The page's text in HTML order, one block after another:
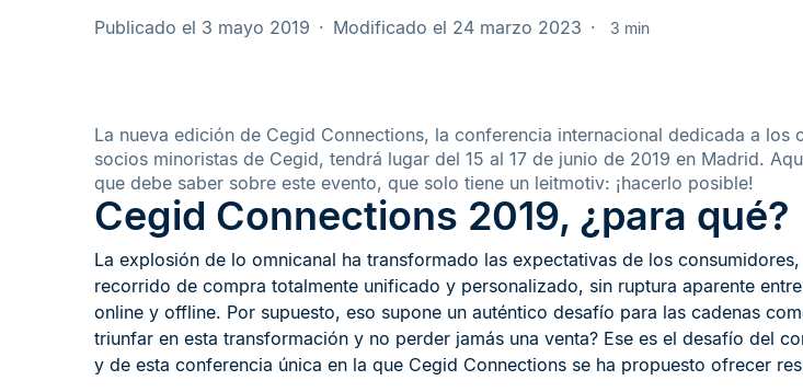
Publicado el 3 mayo 2019 Modificado el 24 marzo 2023 3 min
La nueva edición de Cegid Connections, la conferencia internacional dedicada a los
socios minoristas de Cegid, tendrá lugar del 15 al 17 de junio de 2019 en Madrid.
que debe saber sobre este evento, que solo tiene un leitmotiv: ¡hacerlo posible!
Cegid Connections 2019, ¿para qué?
La explosión de lo omnicanal ha transformado las expectativas de los
recorrido de compra totalmente unificado y personalizado, sin ruptura aparente
online y offline. Por supuesto, eso supone un auténtico desafío para las cadenas
triunfar en esta transformación y no perder jamás una venta? Ese es el desafío del
y de esta conferencia única en la que Cegid Connections se ha propuesto ofrecer